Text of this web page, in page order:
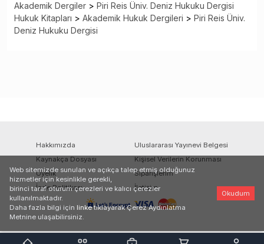
Akademik Dergiler > Piri Reis Üniv. Deniz Hukuku Dergisi
Hukuk Kitapları > Akademik Hukuk Dergileri > Piri Reis Üniv.
Deniz Hukuku Dergisi
Hakkımızda
Uluslararası Yayınevi Belgesi
Kaynakça Dosyası
Kişisel Verilerin Korunması
Üyelik
Siparişlerim
İade Politikası
İletişim
Web sitemizde sunulan ve açıkça talep etmiş olduğunuz
hizmetler için kesinlikle gerekli,
birinci taraf oturum çerezleri ve kalıcı çerezler
kullanılmaktadır.
Daha fazla bilgi için linke tıklayarak Çerez Aydınlatma
Metnine ulaşabilirsiniz.
Okudum